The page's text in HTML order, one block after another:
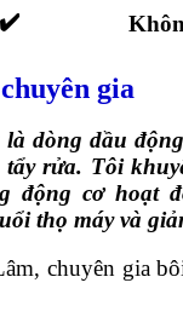
✔️
gia
dòng dầu
tẩy rửa. Tôi
động cơ hoạt
thọ máy và
chuyên gia